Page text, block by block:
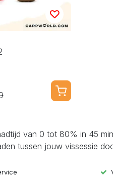
van 0 tot 80% in 45
tussen jouw vissessie